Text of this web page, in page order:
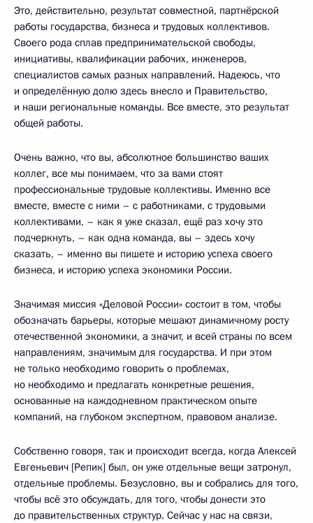
Это, действительно, результат совместной, партнёрской
работы государства, бизнеса и трудовых коллективов.
Своего рода сплав предпринимательской свободы,
инициативы, квалификации рабочих, инженеров,
специалистов самых разных направлений. Надеюсь, что
и определённую долю здесь внесло и Правительство,
и наши региональные команды. Все вместе, это результат
общей работы.
Очень важно, что вы, абсолютное большинство ваших
коллег, все мы понимаем, что за вами стоят
профессиональные трудовые коллективы. Именно все
вместе, вместе с ними – с работниками, с трудовыми
коллективами, – как я уже сказал, ещё раз хочу это
подчеркнуть, – как одна команда, вы – здесь хочу
сказать, – именно вы пишете и историю успеха своего
бизнеса, и историю успеха экономики России.
Значимая миссия «Деловой России» состоит в том, чтобы
обозначать барьеры, которые мешают динамичному росту
отечественной экономики, а значит, и всей страны по всем
направлениям, значимым для государства. И при этом
не только необходимо говорить о проблемах,
но необходимо и предлагать конкретные решения,
основанные на каждодневном практическом опыте
компаний, на глубоком экспертном, правовом анализе.
Собственно говоря, так и происходит всегда, когда Алексей
Евгеньевич [Репик] был, он уже отдельные вещи затронул,
отдельные проблемы. Безусловно, вы и собрались для того,
чтобы всё это обсуждать, для того, чтобы донести это
до правительственных структур. Сейчас у нас на связи,